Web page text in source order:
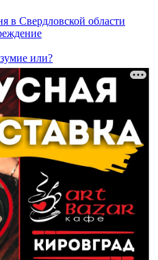
в Свердловской области
или?